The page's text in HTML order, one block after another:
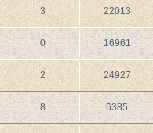
3 22013
0 16961
2 24927
8 6385